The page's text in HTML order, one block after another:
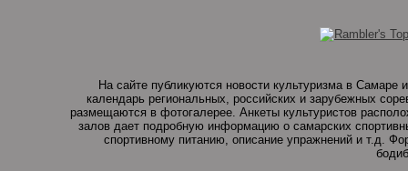
На сайте публикуются новости культуризма в
календарь региональных, российских и зарубежных
размещаются в фотогалерее. Анкеты культуристов
залов дает подробную информацию о самарских
спортивному питанию, описание упражнений и т.д.